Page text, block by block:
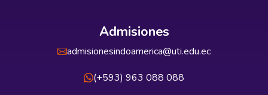
Admisiones
admisionesindoamerica@uti.edu.ec
(+593) 963 088 088